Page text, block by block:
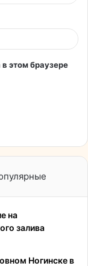
этом браузере
на
залива
Ногинске в